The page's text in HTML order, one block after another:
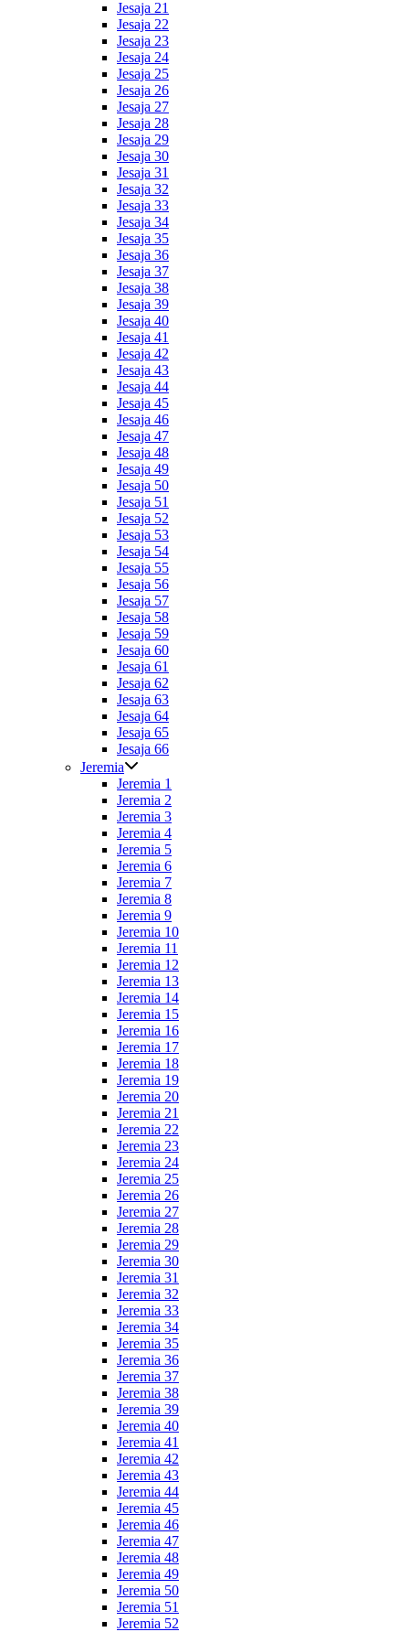
Jesaja 21
Jesaja 22
Jesaja 23
Jesaja 24
Jesaja 25
Jesaja 26
Jesaja 27
Jesaja 28
Jesaja 29
Jesaja 30
Jesaja 31
Jesaja 32
Jesaja 33
Jesaja 34
Jesaja 35
Jesaja 36
Jesaja 37
Jesaja 38
Jesaja 39
Jesaja 40
Jesaja 41
Jesaja 42
Jesaja 43
Jesaja 44
Jesaja 45
Jesaja 46
Jesaja 47
Jesaja 48
Jesaja 49
Jesaja 50
Jesaja 51
Jesaja 52
Jesaja 53
Jesaja 54
Jesaja 55
Jesaja 56
Jesaja 57
Jesaja 58
Jesaja 59
Jesaja 60
Jesaja 61
Jesaja 62
Jesaja 63
Jesaja 64
Jesaja 65
Jesaja 66
Jeremia
Jeremia 1
Jeremia 2
Jeremia 3
Jeremia 4
Jeremia 5
Jeremia 6
Jeremia 7
Jeremia 8
Jeremia 9
Jeremia 10
Jeremia 11
Jeremia 12
Jeremia 13
Jeremia 14
Jeremia 15
Jeremia 16
Jeremia 17
Jeremia 18
Jeremia 19
Jeremia 20
Jeremia 21
Jeremia 22
Jeremia 23
Jeremia 24
Jeremia 25
Jeremia 26
Jeremia 27
Jeremia 28
Jeremia 29
Jeremia 30
Jeremia 31
Jeremia 32
Jeremia 33
Jeremia 34
Jeremia 35
Jeremia 36
Jeremia 37
Jeremia 38
Jeremia 39
Jeremia 40
Jeremia 41
Jeremia 42
Jeremia 43
Jeremia 44
Jeremia 45
Jeremia 46
Jeremia 47
Jeremia 48
Jeremia 49
Jeremia 50
Jeremia 51
Jeremia 52